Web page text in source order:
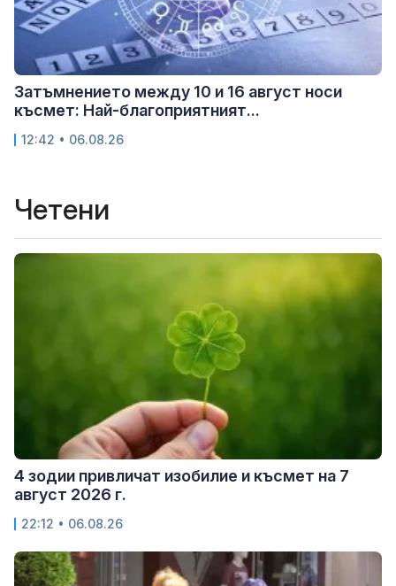
Затъмнението между 10 и 16 август носи
късмет: Най-благоприятният...
12:42 • 06.08.26
Четени
4 зодии привличат изобилие и късмет на 7
август 2026 г.
22:12 • 06.08.26